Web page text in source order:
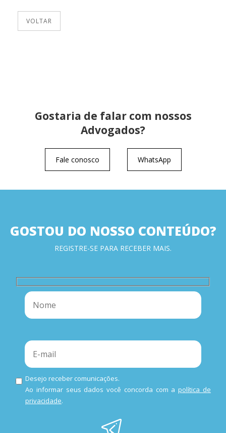
VOLTAR
Gostaria de falar com nossos
Advogados?
Fale conosco WhatsApp
GOSTOU DO NOSSO CONTEÚDO?
REGISTRE-SE PARA RECEBER MAIS.
Desejo receber comunicações.
Ao informar seus dados você concorda com apolítica de
privacidade.